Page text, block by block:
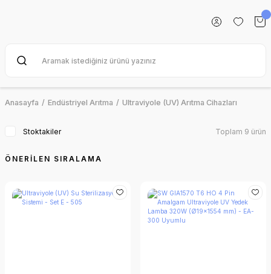
Anasayfa Endüstriyel Arıtma Ultraviyole (UV) Arıtma Cihazları
Stoktakiler Toplam 9 ürün